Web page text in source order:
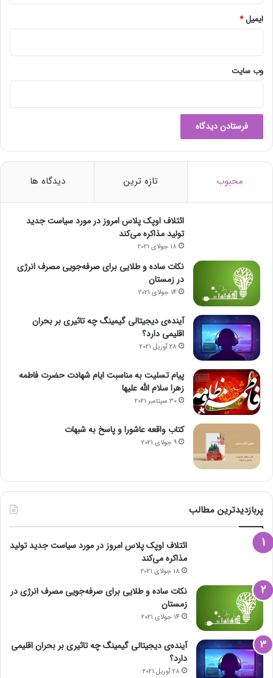
ایمیل*
وب‌ سایت
محبوب تازه ترین دیدگاه ها
ائتلاف اوپک پلاس امروز در مورد سیاست جدید
تولید مذاکره می‌کند
18 جولای 2021
نکات ساده و طلایی برای صرفه‌جویی مصرف انرژی
در زمستان
14 جولای 2021
آینده‌ی دیجیتالی گیمینگ چه تاثیری بر بحران
اقلیمی دارد؟
28 آوریل 2021
پیام تسلیت به مناسبت ایام شهادت حضرت فاطمه
زهرا سلام الله علیها
30 سپتامبر 2021
کتاب واقعه عاشورا و پاسخ به شبهات
9 جولای 2021
پربازدیدترین مطالب
ائتلاف اوپک پلاس امروز در مورد سیاست جدید تولید
مذاکره می‌کند
18 جولای 2021
نکات ساده و طلایی برای صرفه‌جویی مصرف انرژی در
زمستان
14 جولای 2021
آینده‌ی دیجیتالی گیمینگ چه تاثیری بر بحران اقلیمی
دارد؟
28 آوریل 2021